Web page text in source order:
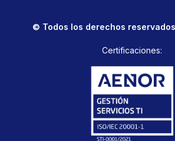
© Todos los derechos reservados
Certificaciones: